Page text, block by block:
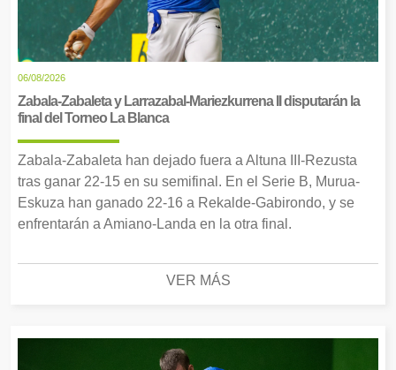
06/08/2026
Zabala-Zabaleta y Larrazabal-Mariezkurrena II disputarán la
final del Torneo La Blanca
Zabala-Zabaleta han dejado fuera a Altuna III-Rezusta
tras ganar 22-15 en su semifinal. En el Serie B, Murua-
Eskuza han ganado 22-16 a Rekalde-Gabirondo, y se
enfrentarán a Amiano-Landa en la otra final.
VER MÁS